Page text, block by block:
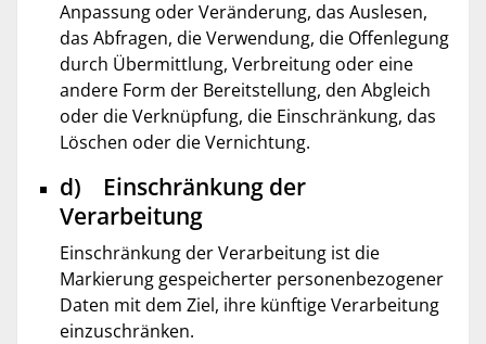
Anpassung oder Veränderung, das Auslesen,
das Abfragen, die Verwendung, die Offenlegung
durch Übermittlung, Verbreitung oder eine
andere Form der Bereitstellung, den Abgleich
oder die Verknüpfung, die Einschränkung, das
Löschen oder die Vernichtung.
d) Einschränkung der
Verarbeitung
Einschränkung der Verarbeitung ist die
Markierung gespeicherter personenbezogener
Daten mit dem Ziel, ihre künftige Verarbeitung
einzuschränken.